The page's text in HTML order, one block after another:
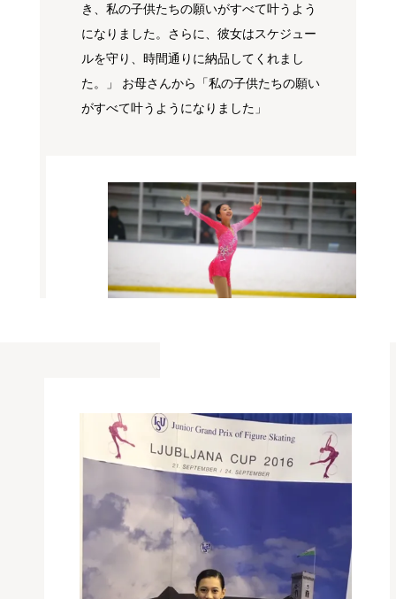
き、私の子供たちの願いがすべて叶うよう
になりました。さらに、彼女はスケジュー
ルを守り、時間通りに納品してくれまし
た。」 お母さんから「私の子供たちの願い
がすべて叶うようになりました」